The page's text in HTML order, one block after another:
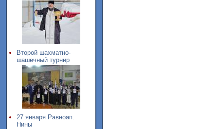
Второй шахматно-
шашечный турнир
27 января Равноап.
Нины